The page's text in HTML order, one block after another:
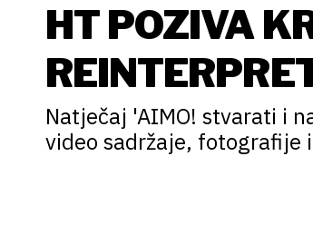
HT POZIVA
Natječaj 'AIMO! stvarati i
video sadržaje, fotografije